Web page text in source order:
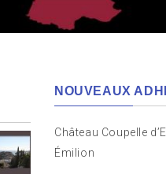
NOUVEAUX
Château Coupelle
Émilion